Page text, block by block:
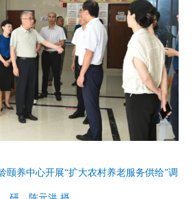
颐养中心开展“扩大农村养老服务供给”调